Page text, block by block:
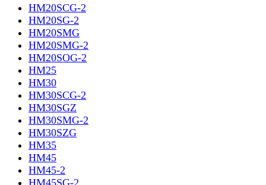
HM20SCG-2
HM20SG-2
HM20SMG
HM20SMG-2
HM20SOG-2
HM25
HM30
HM30SCG-2
HM30SGZ
HM30SMG-2
HM30SZG
HM35
HM45
HM45-2
HM45SG-2